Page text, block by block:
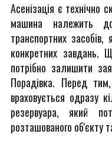
Асенізація є технічно
машина належить до
транспортних
конкретних завдань.
потрібно залишити
Порадівка. Перед
враховується одразу
резервуара, який
розташованого об'єкту